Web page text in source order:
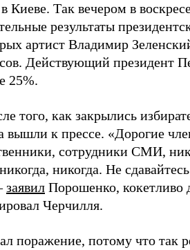
Киеве. Так вечером в
результаты
артист Владимир
Действующий президент
25%.
того, как закрылись
вышли к прессе. «Дорогие
сотрудники СМИ,
никогда. Не
заявил Порошенко, кокетливо
Черчилля.
поражение, потому что так